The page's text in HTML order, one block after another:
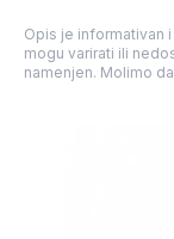
Opis je informativan
mogu varirati ili
namenjen. Molimo